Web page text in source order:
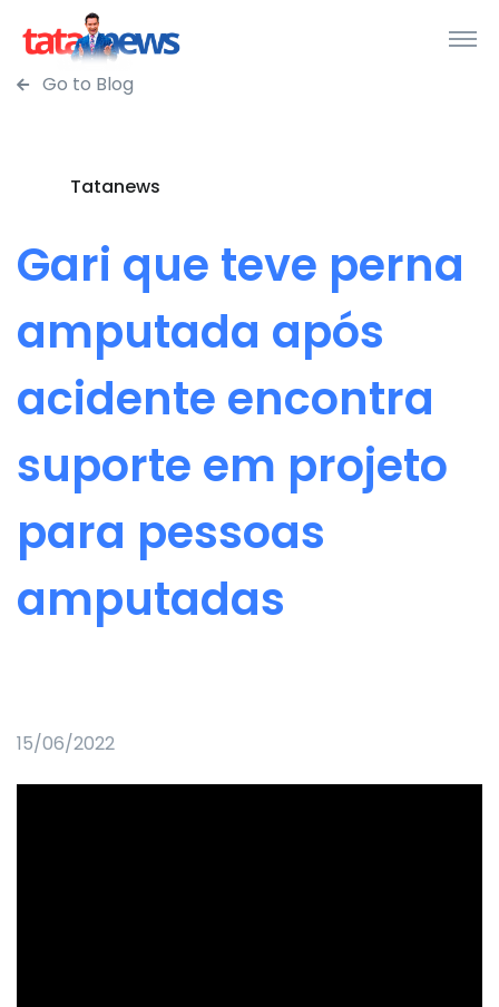
Go to Blog
Tatanews
Gari que teve perna
amputada após
acidente encontra
suporte em projeto
para pessoas
amputadas
15/06/2022